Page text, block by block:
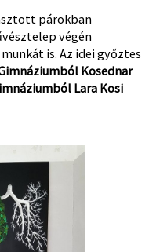
párokban
végén
is. Az idei győztes
Kosednar
Lara Kosi